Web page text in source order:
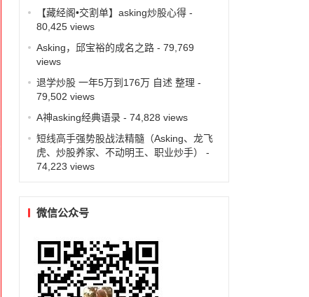
【藏经阁•交割单】asking炒股心得-
80,425 views
Asking，邱宝裕的成名之路- 79,769
views
退学炒股 一年5万到176万 自述 整理 -
79,502 views
A神asking经典语录- 74,828 views
短线高手强势股战法精髓（Asking、龙飞
虎、炒股养家、不动明王、职业炒手）
-
74,223 views
微信公众号